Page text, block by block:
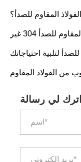
المقاوم للصدأ 304
المقاوم للصدأ؟
​مقاييس جودة اللحام لأنابيب الفولاذ المقاوم للصدأ 304 غير
الملحومة
لتلبية احتياجاتك
الصناعية？
الساطعة لـ 304 أنبوب من الفولاذ المقاوم
اترك لي رسالة